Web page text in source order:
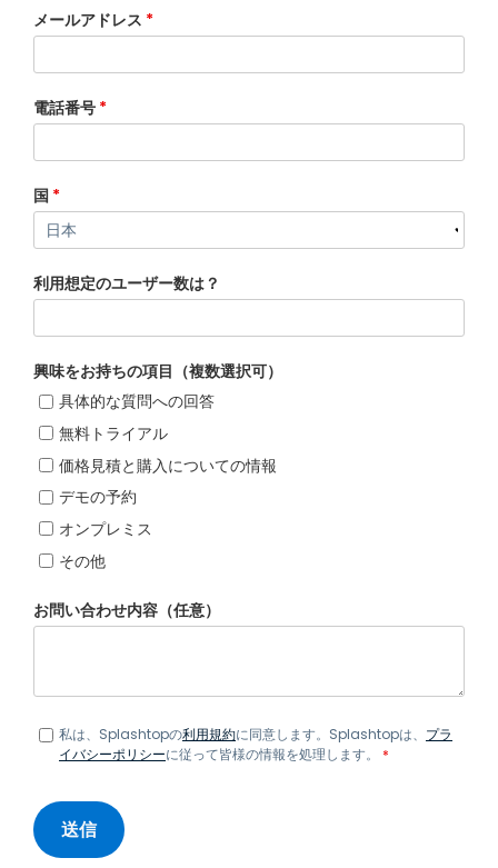
メールアドレス *
電話番号 *
国 *
利用想定のユーザー数は？
興味をお持ちの項目（複数選択可）
具体的な質問への回答
無料トライアル
価格見積と購入についての情報
デモの予約
オンプレミス
その他
お問い合わせ内容（任意）
私は、Splashtopの利用規約に同意します。Splashtopは、 プラ
イバシーポリシーに従って皆様の情報を処理します。 *